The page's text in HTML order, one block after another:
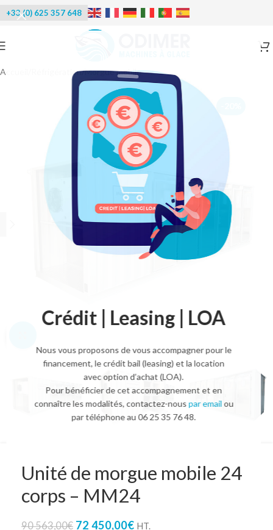
Crédit | Leasing | LOA
Nous vous proposons de vous accompagner pour le
financement, le crédit bail (leasing) et la location
avec option d’achat (LOA).
Pour bénéficier de cet accompagnement et en
connaître les modalités, contactez-nouspar emailou
par téléphone au 06 25 35 76 48.
+33 (0) 625 357 648
Accueil Réfrigération/Morgue mobile
Unité de morgue mobile 24
corps – MM24
90 563,00€ 72 450,00€ HT.